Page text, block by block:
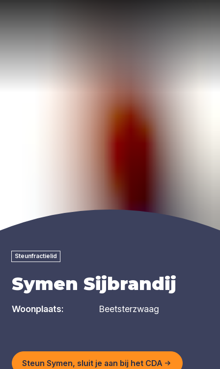
Steunfractielid
Symen Sijbrandij
Woonplaats: Beetsterzwaag
Steun Symen, sluit je aan bij het CDA